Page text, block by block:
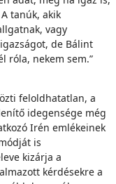
tanúk, akik
vagy
de Bálint
róla, nekem sem.”
feloldhatatlan, a
idegensége még
Irén emlékeinek
is
kizárja a
kérdésekre a